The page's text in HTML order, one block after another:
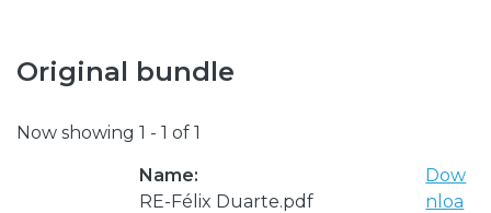
Original bundle
Now showing 1 - 1 of 1
Name:
RE-Félix Duarte.pdf
Dow
nloa